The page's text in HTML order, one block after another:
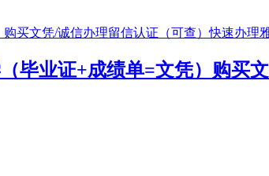
毕业证+成绩单=文凭）购买